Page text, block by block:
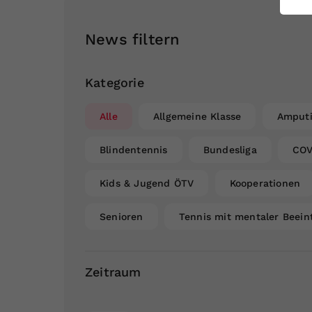
News filtern
Kategorie
Alle Allgemeine Klasse
Blindentennis Bundesliga
Kids & Jugend ÖTV Kooperationen
Senioren Tennis mit mentaler
Zeitraum